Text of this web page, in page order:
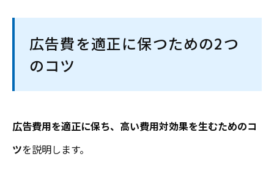
広告費を適正に保つための2つ
のコツ
広告費用を適正に保ち、高い費用対効果を生むためのコ
ツを説明します。